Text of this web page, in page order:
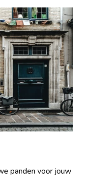
panden voor jouw